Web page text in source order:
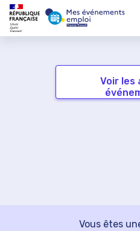
Voir les
Vous êtes